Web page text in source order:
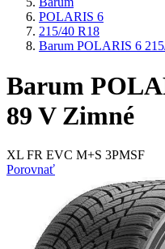
POLARIS 6
215/40 R18
Barum POLARIS 6
Barum
89 V Zimné
XL FR EVC M+S 3PMSF
Porovnať